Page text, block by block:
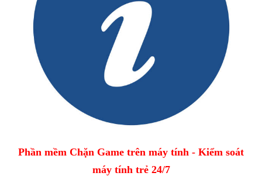
Phần mềm Chặn Game trên máy tính - Kiểm soát
máy tính trẻ 24/7